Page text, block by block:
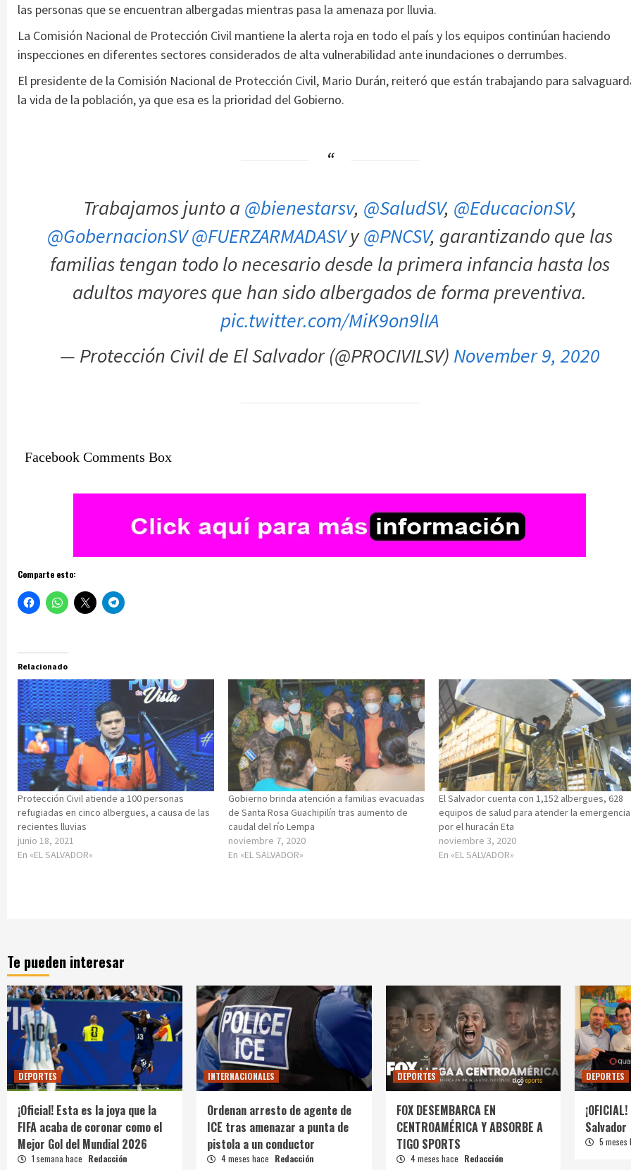
las personas que se encuentran albergadas mientras pasa la amenaza por lluvia.
La Comisión Nacional de Protección Civil mantiene la alerta roja en todo el país y los equipos continúan haciendo
inspecciones en diferentes sectores considerados de alta vulnerabilidad ante inundaciones o derrumbes.
El presidente de la Comisión Nacional de Protección Civil, Mario Durán, reiteró que están trabajando para
la vida de la población, ya que esa es la prioridad del Gobierno.
Trabajamos junto a @bienestarsv, @SaludSV, @EducacionSV,
@GobernacionSV@FUERZARMADASVy@PNCSV, garantizando que las
familias tengan todo lo necesario desde la primera infancia hasta los
adultos mayores que han sido albergados de forma preventiva.
pic.twitter.com/MiK9on9lIA
— Protección Civil de El Salvador (@PROCIVILSV) November 9, 2020
Facebook Comments Box
Comparte esto:
Relacionado
Protección Civil atiende a 100 personas
refugiadas en cinco albergues, a causa de las
recientes lluvias
junio 18, 2021
En «EL SALVADOR»
Gobierno brinda atención a familias evacuadas
de Santa Rosa Guachipilín tras aumento de
caudal del río Lempa
noviembre 7, 2020
En «EL SALVADOR»
El Salvador cuenta con 1,152 albergues, 628
equipos de salud para atender la emergencia
por el huracán Eta
noviembre 3, 2020
En «EL SALVADOR»
Te pueden interesar
DEPORTES
¡Oficial! Esta es la joya que la
FIFA acaba de coronar como el
Mejor Gol del Mundial 2026
1 semana hace Redacción
INTERNACIONALES
Ordenan arresto de agente de
ICE tras amenazar a punta de
pistola a un conductor
4 meses hace Redacción
DEPORTES
FOX DESEMBARCA EN
CENTROAMÉRICA Y ABSORBE A
TIGO SPORTS
4 meses hace Redacción
DEPORTES
Salvador
5